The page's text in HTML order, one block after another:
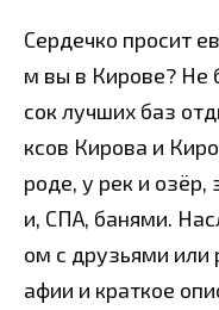
Сердечко просит
м вы в Кирове? Не
сок лучших баз
ксов Кирова и
роде, у рек и
и, СПА, банями.
ом с друзьями или
афии и краткое